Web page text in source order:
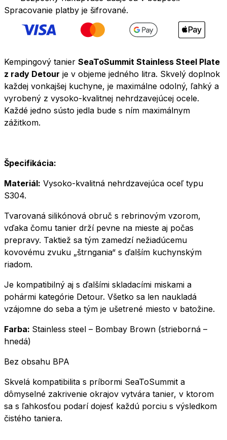
brown
Spracovanie platby je šifrované.
Kempingový tanier SeaToSummit Stainless Steel Plate
z rady Detour je v objeme jedného litra. Skvelý doplnok
každej vonkajšej kuchyne, je maximálne odolný, ľahký a
vyrobený z vysoko-kvalitnej nehrdzavejúcej ocele.
Každé jedno sústo jedla bude s ním maximálnym
zážitkom.
Špecifikácia:
Materiál: Vysoko-kvalitná nehrdzavejúca oceľ typu
S304.
Tvarovaná silikónová obruč s rebrinovým vzorom,
vďaka čomu tanier drží pevne na mieste aj počas
prepravy. Taktiež sa tým zamedzí nežiadúcemu
kovovému zvuku „štrngania“ s ďalším kuchynským
riadom.
Je kompatibilný aj s ďalšími skladacími miskami a
pohármi kategórie Detour. Všetko sa len naukladá
vzájomne do seba a tým je ušetrené miesto v batožine.
Farba: Stainless steel – Bombay Brown (strieborná –
hnedá)
Bez obsahu BPA
Skvelá kompatibilita s príbormi SeaToSummit a
dômyselné zakrivenie okrajov vytvára tanier, v ktorom
sa s ľahkosťou podarí dojesť každú porciu s výsledkom
čistého taniera.